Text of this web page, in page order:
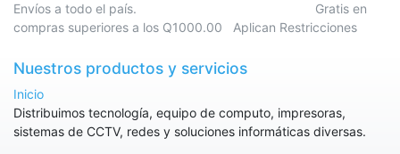
Envíos a todo el país. Gratis en
compras superiores a los Q1000.00 Aplican Restricciones
Nuestros productos y servicios
Inicio
Distribuimos tecnología, equipo de computo, impresoras,
sistemas de CCTV, redes y soluciones informáticas diversas.